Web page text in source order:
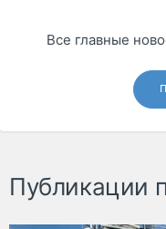
Все главные
Публикации